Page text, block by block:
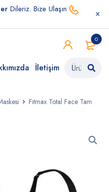
Dileriz. Bize Ulaşın
0
İletişim
Fitmax Total Face Tam